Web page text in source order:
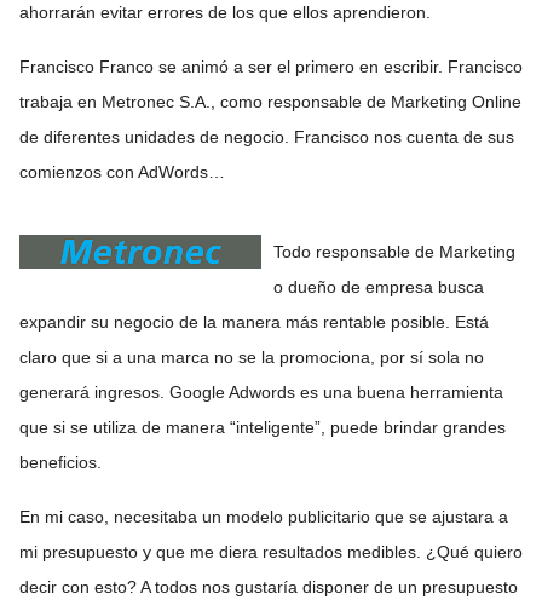
ahorrarán evitar errores de los que ellos aprendieron.
Francisco Franco se animó a ser el primero en escribir. Francisco
trabaja en Metronec S.A., como responsable de Marketing Online
de diferentes unidades de negocio. Francisco nos cuenta de sus
comienzos con AdWords…
Todo responsable de Marketing
o dueño de empresa busca
expandir su negocio de la manera más rentable posible. Está
claro que si a una marca no se la promociona, por sí sola no
generará ingresos. Google Adwords es una buena herramienta
que si se utiliza de manera “inteligente”, puede brindar grandes
beneficios.
En mi caso, necesitaba un modelo publicitario que se ajustara a
mi presupuesto y que me diera resultados medibles. ¿Qué quiero
decir con esto? A todos nos gustaría disponer de un presupuesto